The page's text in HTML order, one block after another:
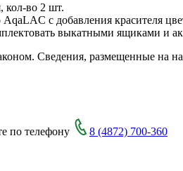
кол-во 2 шт.
с добавления красителя
выкатными ящиками и
Сведения, размещенные на
по телефону
8 (4872) 700-360